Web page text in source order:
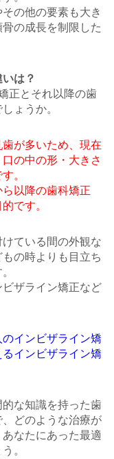
の他の要素も大き
の成長を制限した
は？
正とそれ以降の歯
ょうか。
が多いため、現在
の中の形・大きさ
。
以降の歯科矯正
です。
ている間の外観な
の時よりも目立ち
ザライン矯正など
インビザライン矯
インビザライン矯
な知識を持った歯
どのような治療が
なたにあった最適
。